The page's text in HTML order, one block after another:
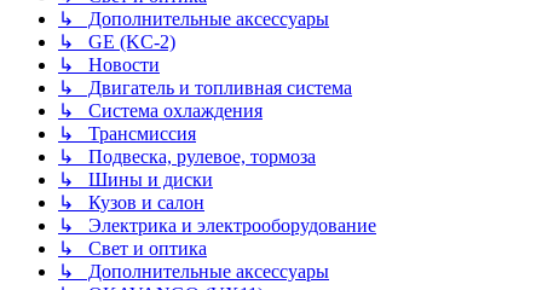
↳ Дополнительные аксессуары
↳ GE (KC-2)
↳ Новости
↳ Двигатель и топливная система
↳ Система охлаждения
↳ Трансмиссия
↳ Подвеска, рулевое, тормоза
↳ Шины и диски
↳ Кузов и салон
↳ Электрика и электрооборудование
↳ Свет и оптика
↳ Дополнительные аксессуары